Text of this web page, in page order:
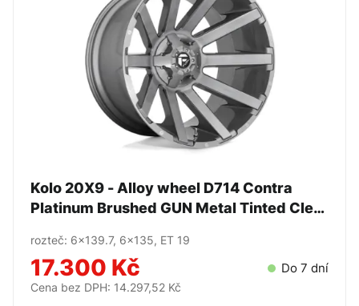
Kolo 20X9 - Alloy wheel D714 Contra
Platinum Brushed GUN Metal Tinted Clear
rozteč: 6x139.7, 6x135, ET 19
17.300 Kč Do 7 dní
Cena bez DPH: 14.297,52 Kč